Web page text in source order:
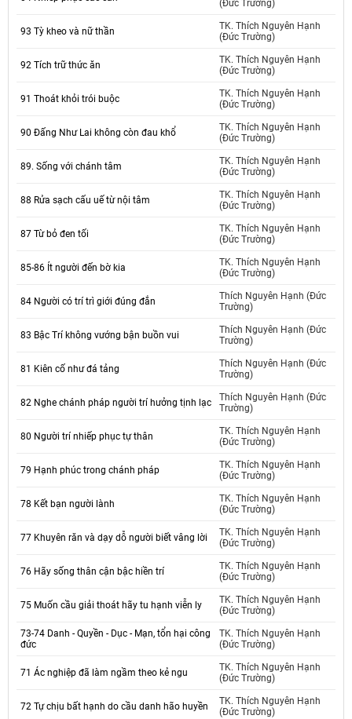
(Đức Trường)
93 Tỳ kheo và nữ thần
TK. Thích Nguyên Hạnh
(Đức Trường)
92 Tích trữ thức ăn
TK. Thích Nguyên Hạnh
(Đức Trường)
91 Thoát khỏi trói buộc
TK. Thích Nguyên Hạnh
(Đức Trường)
90 Đấng Như Lai không còn đau khổ
TK. Thích Nguyên Hạnh
(Đức Trường)
89. Sống với chánh tâm
TK. Thích Nguyên Hạnh
(Đức Trường)
88 Rửa sạch cấu uế từ nội tâm
TK. Thích Nguyên Hạnh
(Đức Trường)
87 Từ bỏ đen tối
TK. Thích Nguyên Hạnh
(Đức Trường)
85-86 Ít người đến bờ kia
TK. Thích Nguyên Hạnh
(Đức Trường)
84 Người có trí trì giới đúng đắn
Thích Nguyên Hạnh (Đức
Trường)
83 Bậc Trí không vướng bận buồn vui
Thích Nguyên Hạnh (Đức
Trường)
81 Kiên cố như đá tảng
Thích Nguyên Hạnh (Đức
Trường)
82 Nghe chánh pháp người trí hưởng tịnh lạc
Thích Nguyên Hạnh (Đức
Trường)
80 Người trí nhiếp phục tự thân
TK. Thích Nguyên Hạnh
(Đức Trường)
79 Hạnh phúc trong chánh pháp
TK. Thích Nguyên Hạnh
(Đức Trường)
78 Kết bạn người lành
TK. Thích Nguyên Hạnh
(Đức Trường)
77 Khuyên răn và dạy dỗ người biết vâng lời
TK. Thích Nguyên Hạnh
(Đức Trường)
76 Hãy sống thân cận bậc hiền trí
TK. Thích Nguyên Hạnh
(Đức Trường)
75 Muốn cầu giải thoát hãy tu hạnh viễn ly
TK. Thích Nguyên Hạnh
(Đức Trường)
73-74 Danh - Quyền - Dục - Mạn, tổn hại công
đức
TK. Thích Nguyên Hạnh
(Đức Trường)
71 Ác nghiệp đã làm ngầm theo kẻ ngu
TK. Thích Nguyên Hạnh
(Đức Trường)
72 Tự chịu bất hạnh do cầu danh hão huyền
TK. Thích Nguyên Hạnh
(Đức Trường)